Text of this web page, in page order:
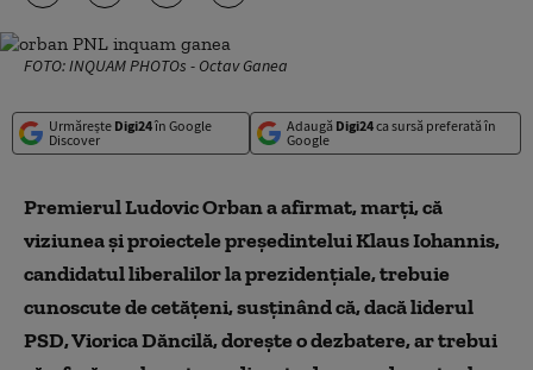
FOTO: INQUAM PHOTOs - Octav Ganea
Urmărește Digi24în Google
Discover
Adaugă Digi24ca sursă preferată în
Google
Premierul Ludovic Orban a afirmat, marţi, că
viziunea şi proiectele preşedintelui Klaus Iohannis,
candidatul liberalilor la prezidenţiale, trebuie
cunoscute de cetăţeni, susţinând că, dacă liderul
PSD, Viorica Dăncilă, doreşte o dezbatere, ar trebui